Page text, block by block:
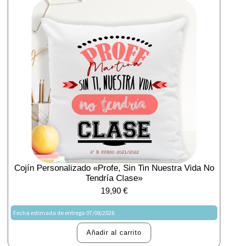
Cojín Personalizado «Profe, Sin Tin Nuestra Vida No
Tendría Clase»
19,90 €
Fecha estimada de entrega 07/08/2026
Añadir al carrito